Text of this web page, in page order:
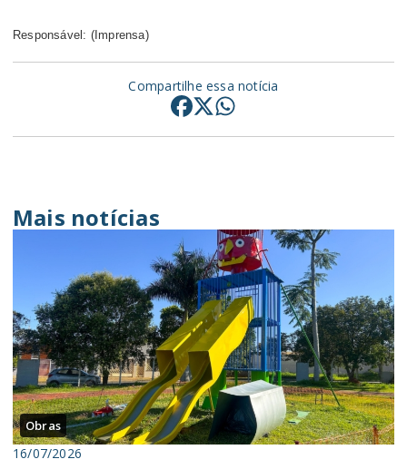
Responsável: (Imprensa)
Compartilhe essa notícia
Mais notícias
Obras
16/07/2026